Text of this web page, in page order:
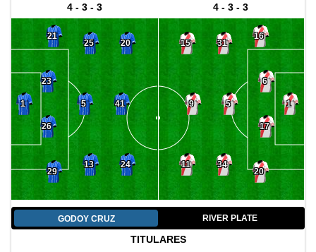
4 - 3 - 3
1
21
23
26
29
25
5
13
20
41
24
4 - 3 - 3
1
16
6
17
20
31
5
34
15
9
11
GODOY CRUZ RIVER PLATE
TITULARES